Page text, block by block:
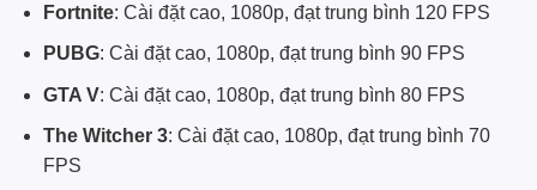
Fortnite: Cài đặt cao, 1080p, đạt trung bình 120 FPS
PUBG: Cài đặt cao, 1080p, đạt trung bình 90 FPS
GTA V: Cài đặt cao, 1080p, đạt trung bình 80 FPS
The Witcher 3: Cài đặt cao, 1080p, đạt trung bình 70
FPS